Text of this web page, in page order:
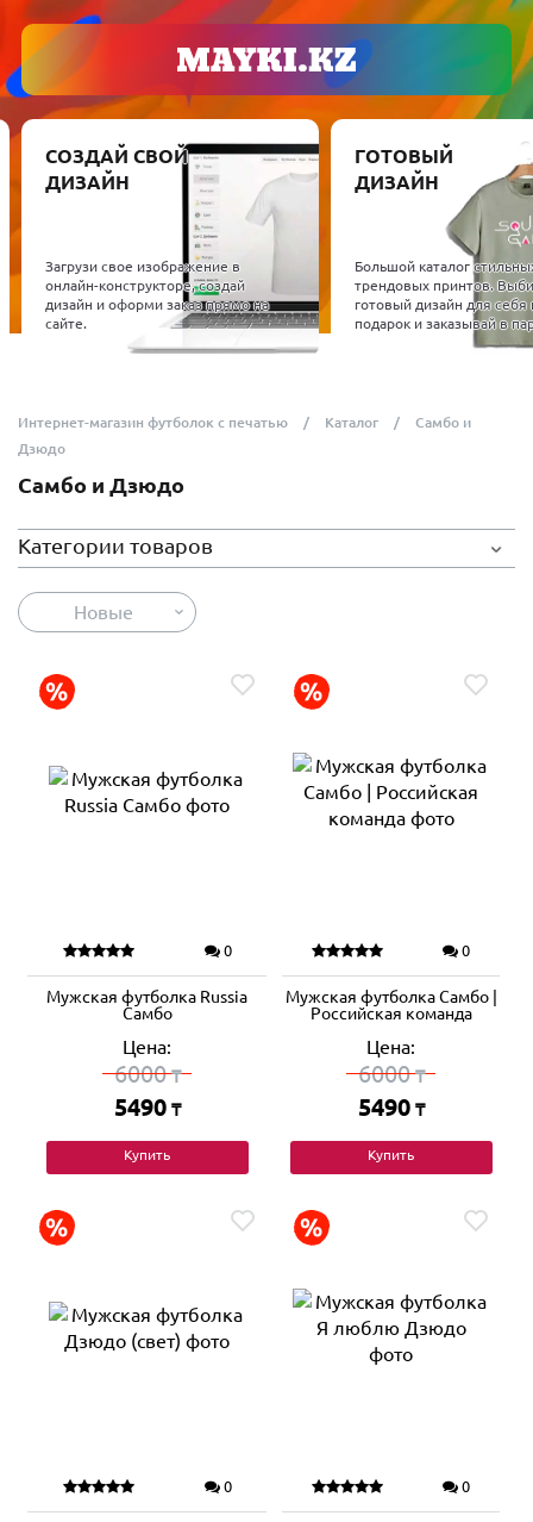
СОЗДАЙ СВОЙ
ДИЗАЙН
Загрузи свое изображение в
онлайн-конструкторе, создай
дизайн и оформи заказ прямо на
сайте.
ГОТОВЫЙ
ДИЗАЙН
Большой каталог
трендовых принтов.
готовый дизайн для себя
подарок и заказывай в
Интернет-магазин футболок с печатью Каталог
Самбо и
Дзюдо
Самбо и Дзюдо
Категории товаров
Новые
0
Мужская футболка Russia
Самбо
Цена:
6000₸
5490 ₸
Купить
0
Мужская футболка Самбо |
Российская команда
Цена:
6000₸
5490 ₸
Купить
0 0